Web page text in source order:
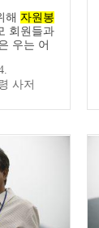
해 자원봉
회원들과
우는 어
사저